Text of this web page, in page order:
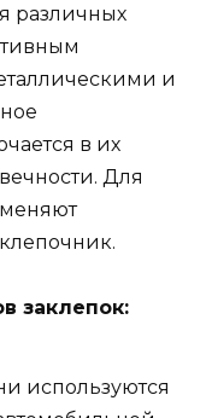
различных
и
в их
Для
заклепок:
используются